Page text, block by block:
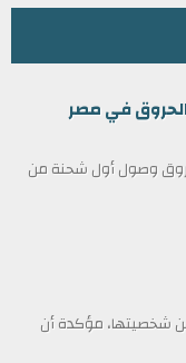
في مصر
وصول أول شحنة من
شخصيتها، مؤكدة أن